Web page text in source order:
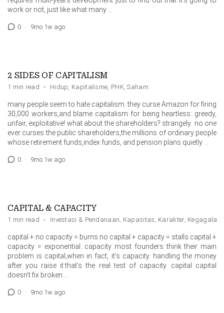
work or not, just like what many …
0 · 9mo 1w ago
2 SIDES OF CAPITALISM
1 min read · Hidup, Kapitalisme, PHK,Saham
many people seem to hate capitalism. they curse Amazon for firing
30,000 workers,and blame capitalism for being heartless: greedy,
unfair, exploitative! what about the shareholders? strangely: no one
ever curses the public shareholders,the millions of ordinary people
whose retirement funds,index funds, and pension plans quietly …
0 · 9mo 1w ago
CAPITAL & CAPACITY
1 min read · Investasi & Pendanaan, Kapasitas , Karakter, Kegagalan
capital + no capacity = burns.no capital + capacity = stalls.capital +
capacity = exponential. capacity most founders think their main
problem is capital,when in fact, it’s capacity. handling the money
after you raise it:that’s the real test of capacity. capital capital
doesn’t fix broken …
0 · 9mo 1w ago